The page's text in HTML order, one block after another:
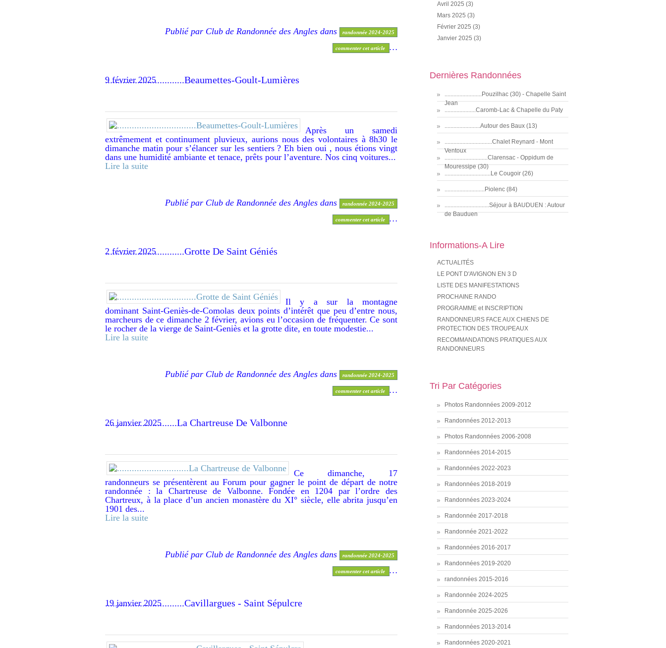
Publié par Club de Randonnée des Angles dans randonnée 2024-2025
commenter cet article …
9 février 2025
................................Beaumettes-Goult-Lumières
Après un samedi
extrêmement et continument pluvieux, aurions nous des volontaires à 8h30 le
dimanche matin pour s’élancer sur les sentiers ? Eh bien oui , nous étions vingt
dans une humidité ambiante et tenace, prêts pour l’aventure. Nos cinq voitures...
Lire la suite
Publié par Club de Randonnée des Angles dans randonnée 2024-2025
commenter cet article …
2 février 2025
................................Grotte De Saint Géniés
Il y a sur la montagne
dominant Saint-Geniès-de-Comolas deux points d’intérêt que peu d’entre nous,
marcheurs de ce dimanche 2 février, avions eu l’occasion de fréquenter. Ce sont
le rocher de la vierge de Saint-Geniès et la grotte dite, en toute modestie...
Lire la suite
Publié par Club de Randonnée des Angles dans randonnée 2024-2025
commenter cet article …
26 janvier 2025
.............................La Chartreuse De Valbonne
Ce dimanche, 17
randonneurs se présentèrent au Forum pour gagner le point de départ de notre
randonnée : la Chartreuse de Valbonne. Fondée en 1204 par l’ordre des
Chartreux, à la place d’un ancien monastère du XI° siècle, elle abrita jusqu’en
1901 des...
Lire la suite
Publié par Club de Randonnée des Angles dans randonnée 2024-2025
commenter cet article …
19 janvier 2025
................................Cavillargues - Saint Sépulcre
Avril 2025 (3)
Mars 2025 (3)
Février 2025 (3)
Janvier 2025 (3)
Dernières Randonnées
.........................Pouzilhac (30) - Chapelle Saint
Jean
.....................Caromb-Lac & Chapelle du Paty
........................Autour des Baux (13)
................................Chalet Reynard - Mont
Ventoux
.............................Clarensac - Oppidum de
Mouressipe (30)
...............................Le Cougoir (26)
...........................Piolenc (84)
..............................Séjour à BAUDUEN : Autour
de Bauduen
Informations-A Lire
ACTUALITÉS
LE PONT D'AVIGNON EN 3 D
LISTE DES MANIFESTATIONS
PROCHAINE RANDO
PROGRAMME et INSCRIPTION
RANDONNEURS FACE AUX CHIENS DE
PROTECTION DES TROUPEAUX
RECOMMANDATIONS PRATIQUES AUX
RANDONNEURS
Tri Par Catégories
Photos Randonnées 2009-2012
Randonnées 2012-2013
Photos Randonnées 2006-2008
Randonnées 2014-2015
Randonnées 2022-2023
Randonnées 2018-2019
Randonnées 2023-2024
Randonnée 2017-2018
Randonnée 2021-2022
Randonnées 2016-2017
Randonnées 2019-2020
randonnées 2015-2016
Randonnée 2024-2025
Randonnée 2025-2026
Randonnées 2013-2014
Randonnées 2020-2021